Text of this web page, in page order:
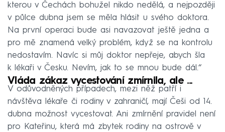
kterou v Čechách bohužel nikdo nedělá, a nejpozději
v půlce dubna jsem se měla hlásit u svého doktora.
Na první operaci bude asi navazovat ještě jedna a
pro mě znamená velký problém, když se na kontrolu
nedostavím. Navíc si můj doktor nepřeje, abych šla
k lékaři v Česku. Nevím, jak to se mnou bude dál.“
Vláda zákaz vycestování zmírnila, ale ...
V odůvodněných případech, mezi něž patří i
návštěva lékaře či rodiny v zahraničí, mají Češi od 14.
dubna možnost vycestovat. Ani zmírnění pravidel není
pro Kateřinu, která má zbytek rodiny na ostrově v